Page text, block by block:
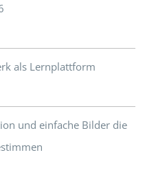
als Lernplattform
und einfache Bilder die